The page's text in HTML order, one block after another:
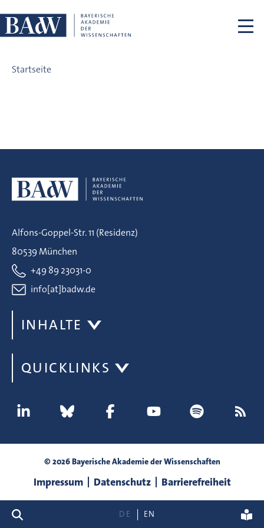
Suche DE EN
Startseite
Alfons-Goppel-Str. 11 (Residenz)
80539 München
+49 89 23031-0
info[at]badw.de
INHALTE
QUICKLINKS
© 2026 Bayerische Akademie der Wissenschaften
Impressum Datenschutz Barrierefreiheit